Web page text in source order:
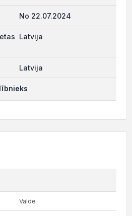
No 22.07.2024
Latvija
Latvija
Valde